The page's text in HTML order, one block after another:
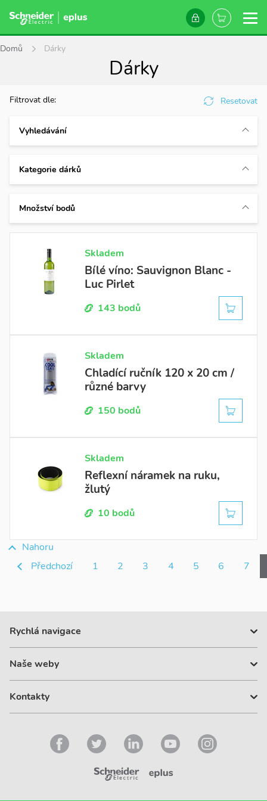
Domů Dárky
Dárky
Filtrovat dle: Resetovat
Vyhledávání
Kategorie dárků
Delikatesy
Hobby
Oblečení
Pro nejmenší
Sport a volný čas
10
Množství bodů
Skladem
Bílé víno: Sauvignon Blanc -
Luc Pirlet
143 bodů
Skladem
Chladící ručník 120 x 20 cm /
různé barvy
150 bodů
Skladem
Reflexní náramek na ruku,
žlutý
10 bodů
Nahoru
Předchozí
1 2 3 4 5 6 7
Rychlá navigace
Dárky
Karta eplus
Velkoobchody
Akce
Naše weby
se.com/cz
vypinac.cz
esklady.cz
Kontakty
Zákaznické centrum
+420 225 382 919
Všechny kontakty